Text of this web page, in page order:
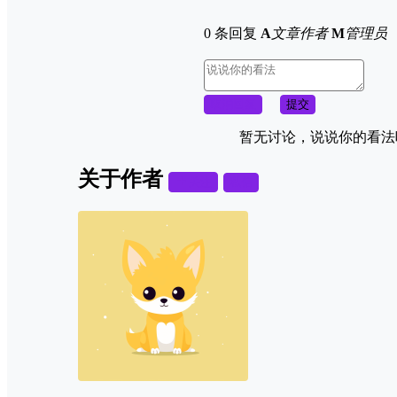
0 条回复 A文章作者 M管理员
提交
暂无讨论，说说你的看
关于作者